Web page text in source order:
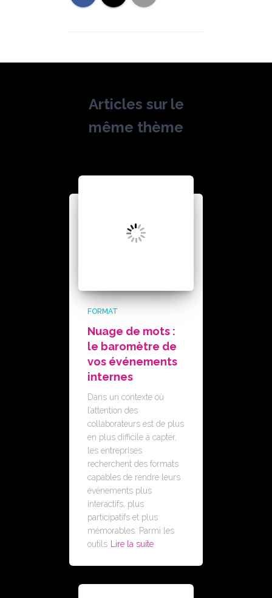
Articles sur le
même thème
FORMAT
Nuage de mots :
le baromètre de
vos événements
internes
Dans un contexte où
l’attention des
collaborateurs est de plus
en plus difficile à capter,
les entreprises
recherchent des formats
capables de rendre leurs
événements plus
interactifs, plus
participatifs et plus
mémorables. Parmi les
outils
Lire la suite